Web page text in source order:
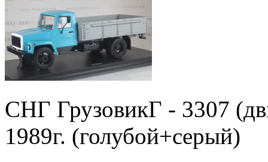
СНГ ГрузовикГ - 3307
1989г. (голубой+серый)